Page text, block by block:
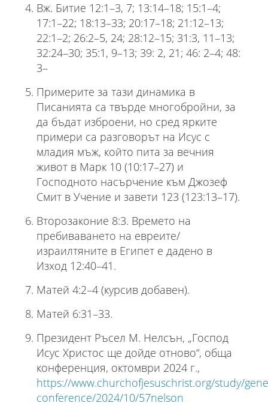
Вж. Битие 12:1–3, 7; 13:14–18; 15:1–4;
17:1–22; 18:13–33; 20:17–18; 21:12–13;
22:1–2; 26:2–5, 24; 28:12–15; 31:3, 11–13;
32:24–30; 35:1, 9–13; 39: 2, 21; 46: 2–4; 48:
3–
Примерите за тази динамика в
Писанията са твърде многобройни, за
да бъдат изброени, но сред ярките
примери са разговорът на Исус с
младия мъж, който пита за вечния
живот в Марк 10 (10:17–27) и
Господното насърчение към Джозеф
Смит в Учение и завети 123 (123:13–17).
Второзаконие 8:3. Времето на
пребиваването на евреите/
израилтяните в Египет е дадено в
Изход 12:40–41.
Матей 4:2–4 (курсив добавен).
Матей 6:31–33.
Президент Ръсел М. Нелсън, „Господ
Исус Христос ще дойде отново“, обща
конференция, октомври 2024 г.,
https://www.churchofjesuschrist.org/study/
conference/2024/10/57nelson